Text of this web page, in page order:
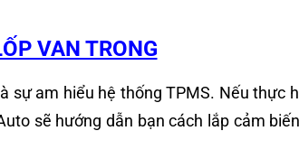
VAN TRONG
am hiểu hệ thống TPMS. Nếu thực
sẽ hướng dẫn bạn cách lắp cảm